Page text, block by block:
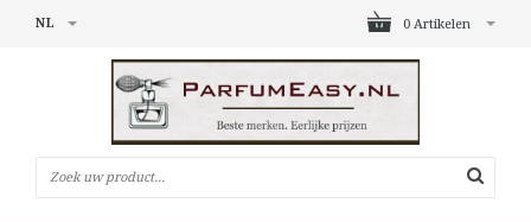
0 Artikelen
NL